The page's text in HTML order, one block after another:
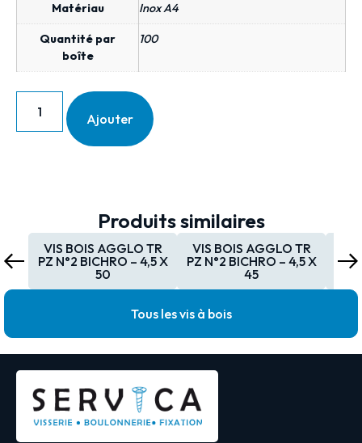
Matériau Inox A4
Quantité par
boîte
100
Ajouter
Produits similaires
VIS BOIS AGGLO TR
PZ N°2 BICHRO – 4,5 X
50
VIS BOIS AGGLO TR
PZ N°2 BICHRO – 4,5 X
45
PZ
Tous les vis à bois